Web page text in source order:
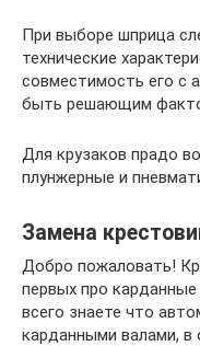
При выборе шприца
технические
совместимость его с
быть решающим
Для крузаков прадо
плунжерные и
Замена
Добро пожаловать!
первых про
всего знаете что
карданными валами, в